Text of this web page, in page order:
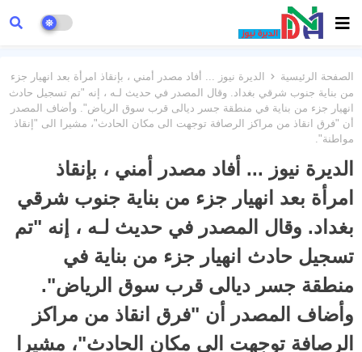
الصفحة الرئيسية
الديرة نيوز ... أفاد مصدر أمني ، بإنقاذ امرأة بعد انهيار جزء
من بناية جنوب شرقي بغداد. وقال المصدر في حديث لـه ، إنه "تم تسجيل حادث
انهيار جزء من بناية في منطقة جسر ديالى قرب سوق الرياض". وأضاف المصدر
أن "فرق انقاذ من مراكز الرصافة توجهت الى مكان الحادث"، مشيرا الى "إنقاذ
مواطنة".
الديرة نيوز ... أفاد مصدر أمني ، بإنقاذ
امرأة بعد انهيار جزء من بناية جنوب شرقي
بغداد. وقال المصدر في حديث لـه ، إنه "تم
تسجيل حادث انهيار جزء من بناية في
منطقة جسر ديالى قرب سوق الرياض".
وأضاف المصدر أن "فرق انقاذ من مراكز
الرصافة توجهت الى مكان الحادث"، مشيرا